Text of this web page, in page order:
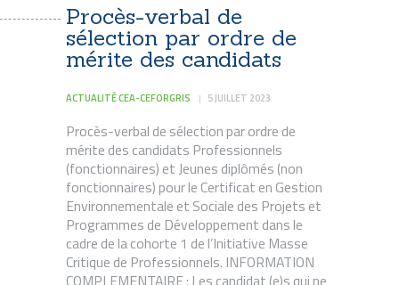
Procès-verbal de
sélection par ordre de
mérite des candidats
ACTUALITÉ CEA-CEFORGRIS 5 JUILLET 2023
Procès-verbal de sélection par ordre de
mérite des candidats Professionnels
(fonctionnaires) et Jeunes diplômés (non
fonctionnaires) pour le Certificat en Gestion
Environnementale et Sociale des Projets et
Programmes de Développement dans le
cadre de la cohorte 1 de l’Initiative Masse
Critique de Professionnels. INFORMATION